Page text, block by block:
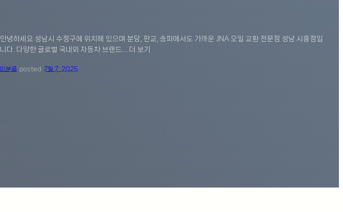
안녕하세요 성남시 수정구에 위치해 있으며 분당, 판교, 송파에서도 가까운 JNA 오일 교환 전문점 성남 시흥점입
니다. 다양한 글로벌 국내외 자동차 브랜드… 더 보기
미분류 posted 7월 7, 2025